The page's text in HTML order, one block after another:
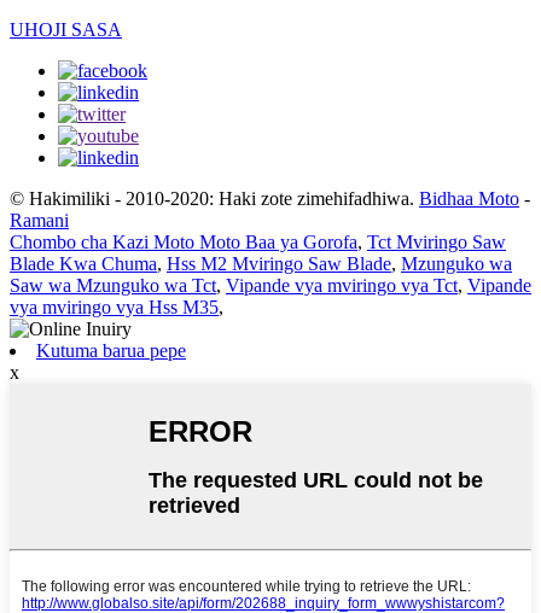
UHOJI SASA
© Hakimiliki - 2010-2020: Haki zote zimehifadhiwa. Bidhaa Moto -
Ramani
Chombo cha Kazi Moto Moto Baa ya Gorofa, Tct Mviringo Saw
Blade Kwa Chuma, Hss M2 Mviringo Saw Blade, Mzunguko wa
Saw wa Mzunguko wa Tct, Vipande vya mviringo vya Tct, Vipande
vya mviringo vya Hss M35,
Kutuma barua pepe
x